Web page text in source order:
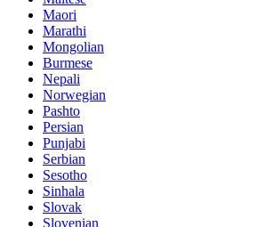
Maori
Marathi
Mongolian
Burmese
Nepali
Norwegian
Pashto
Persian
Punjabi
Serbian
Sesotho
Sinhala
Slovak
Slovenian